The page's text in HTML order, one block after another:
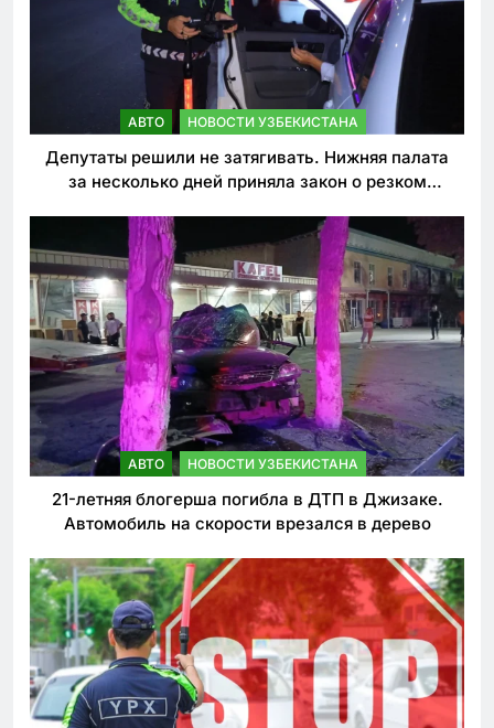
АВТО НОВОСТИ УЗБЕКИСТАНА
Депутаты решили не затягивать. Нижняя палата
за несколько дней приняла закон о резком
АВТО НОВОСТИ УЗБЕКИСТАНА
21-летняя блогерша погибла в ДТП в Джизаке.
Автомобиль на скорости врезался в дерево